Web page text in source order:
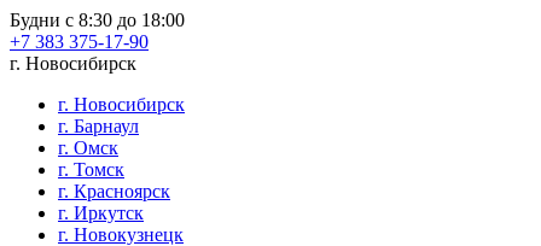
Будни с 8:30 до 18:00
+7 383 375-17-90
г. Новосибирск
г. Новосибирск
г. Барнаул
г. Омск
г. Томск
г. Красноярск
г. Иркутск
г. Новокузнецк